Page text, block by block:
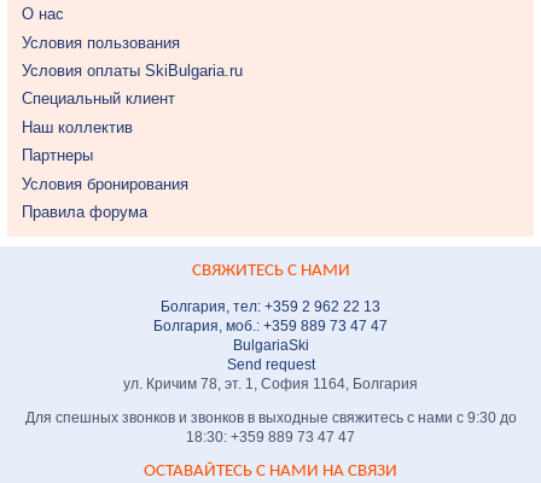
О нас
Условия пользования
Условия оплаты SkiBulgaria.ru
Специальный клиент
Наш коллектив
Партнеры
Условия бронирования
Правила форума
СВЯЖИТЕСЬ С НАМИ
Болгария, тел: +359 2 962 22 13
Болгария, моб.: +359 889 73 47 47
BulgariaSki
Send request
ул. Кричим 78, эт. 1, София 1164, Болгария
Для спешных звонков и звонков в выходные свяжитесь с нами с 9:30 до
18:30: +359 889 73 47 47
ОСТАВАЙТЕСЬ С НАМИ НА СВЯЗИ